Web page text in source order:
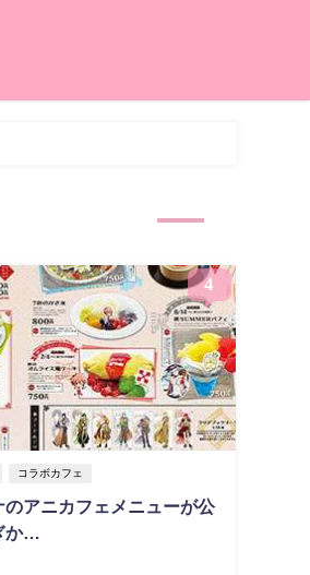
4
コラボカフェ
のアニカフェメニューが公
か…